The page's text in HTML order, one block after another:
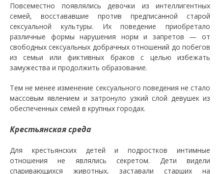
Повсеместно появлялись девочки из интеллигентных
семей, восстававшие против предписанной старой
сексуальной культуры. Их поведение приобретало
различные формы нарушения норм и запретов — от
свободных сексуальных добрачных отношений до побегов
из семьи или фиктивных браков с целью избежать
замужества и продолжить образование.
Тем не менее изменение сексуального поведения не стало
массовым явлением и затронуло узкий слой девушек из
обеспеченных семей в крупных городах.
Крестьянская среда
Для крестьянских детей и подростков интимные
отношения не являлись секретом. Дети видели
спаривающихся животных, заставали старших на